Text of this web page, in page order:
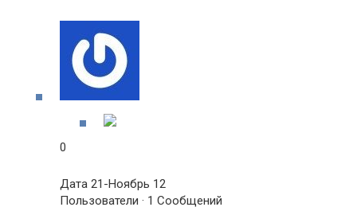
0
Дата 21-Ноябрь 12
Пользователи · 1 Сообщений